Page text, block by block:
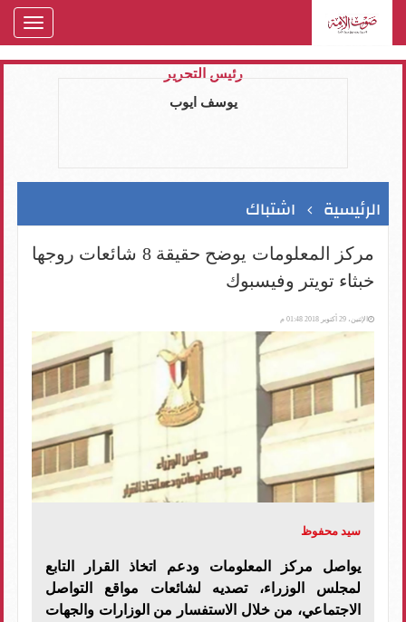
رئيس التحرير
يوسف ايوب
الرئيسية اشتباك
مركز المعلومات يوضح حقيقة 8 شائعات روجها
خبثاء تويتر وفيسبوك
الإثنين، 29 أكتوبر 2018 01:48 م
سيد محفوظ
يواصل مركز المعلومات ودعم اتخاذ القرار التابع
لمجلس الوزراء، تصديه لشائعات مواقع التواصل
الاجتماعي، من خلال الاستفسار من الوزارات والجهات